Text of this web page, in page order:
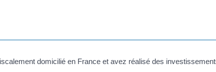
domicilié en France et avez réalisé des